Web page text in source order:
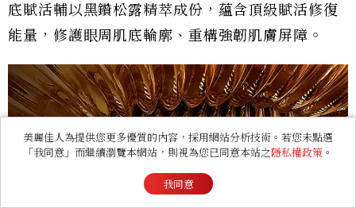
底賦活輔以黑鑽松露精萃成份，蘊含頂級賦活修復
能量，修護眼周肌底輪廓、重構強韌肌膚屏障。
美麗佳人為提供您更多優質的內容，採用網站分析技術。若您未點選
「我同意」而繼續瀏覽本網站，則視為您已同意本站之隱私權政策 。
我同意